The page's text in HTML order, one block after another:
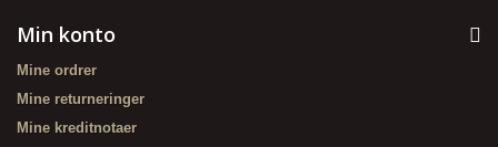
Min konto
Mine ordrer
Mine returneringer
Mine kreditnotaer